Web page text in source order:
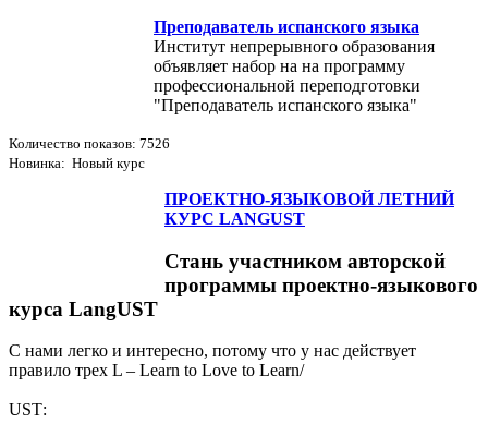
Преподаватель испанского языка
Институт непрерывного образования
объявляет набор на на программу
профессиональной переподготовки
"Преподаватель испанского языка"
Количество показов: 7526
Новинка: Новый курс
ПРОЕКТНО-ЯЗЫКОВОЙ ЛЕТНИЙ
КУРС LANGUST
Стань участником авторской
программы проектно-языкового
курса LangUST
С нами легко и интересно, потому что у нас действует
правило трех L – Learn to Love to Learn/
USТ: